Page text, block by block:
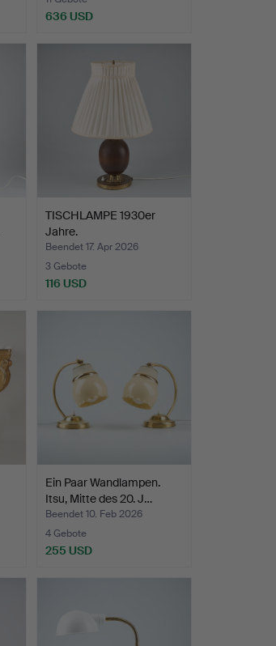
636 USD
TISCHLAMPE 1930er
Jahre.
Beendet 17. Apr 2026
3 Gebote
116 USD
Ein Paar Wandlampen.
Itsu, Mitte des 20. J…
Beendet 10. Feb 2026
4 Gebote
255 USD